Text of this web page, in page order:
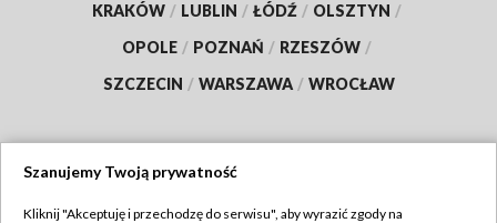
KRAKÓW / LUBLIN / ŁÓDŹ / OLSZTYN /
OPOLE / POZNAŃ / RZESZÓW /
SZCZECIN / WARSZAWA / WROCŁAW
Szanujemy Twoją prywatność
Kliknij "Akceptuję i przechodzę do serwisu", aby wyrazić zgody na